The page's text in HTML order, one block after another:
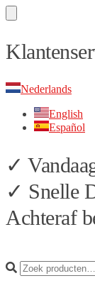
Skip
to
Skip
to
Nederlands
English
Español
✓
✓ Snelle
Achteraf